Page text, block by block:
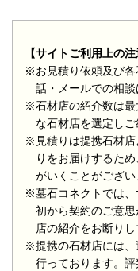
【サイトご利用上の注
※お見積り依頼及び各
話・メールでの相談
※石材店の紹介数は最
な石材店を選定しご
※見積りは提携石材店
りをお届けするた
がいくことがござい
※墓石コネクトでは、
初から契約のご意
店の紹介をお断りし
※提携の石材店には、
行っております。